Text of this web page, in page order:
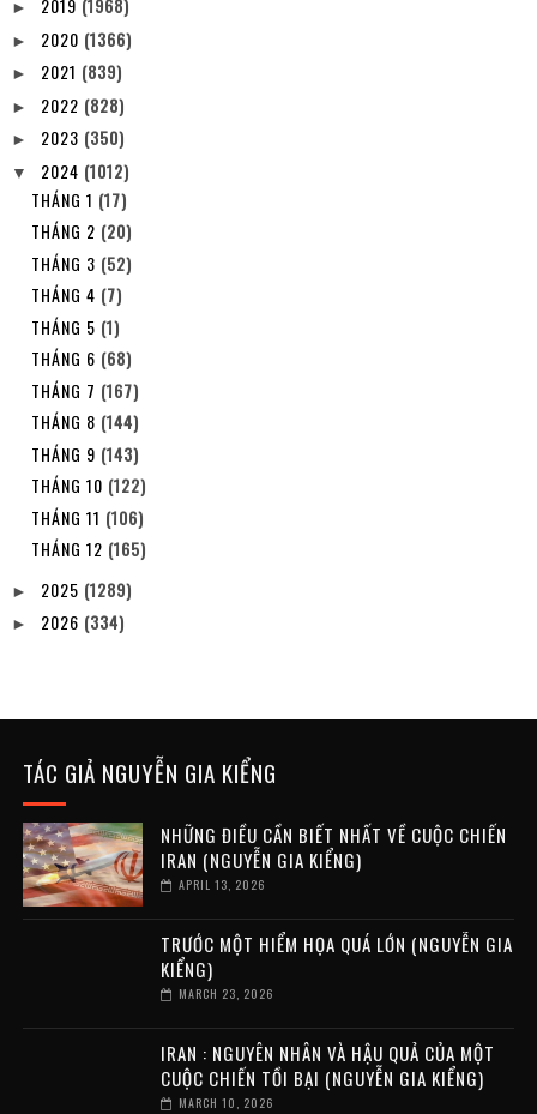
► 2019 (1968)
► 2020 (1366)
► 2021 (839)
► 2022 (828)
► 2023 (350)
▼ 2024 (1012)
THÁNG 1 (17)
THÁNG 2 (20)
THÁNG 3 (52)
THÁNG 4 (7)
THÁNG 5 (1)
THÁNG 6 (68)
THÁNG 7 (167)
THÁNG 8 (144)
THÁNG 9 (143)
THÁNG 10 (122)
THÁNG 11 (106)
THÁNG 12 (165)
► 2025 (1289)
► 2026 (334)
TÁC GIẢ NGUYỄN GIA KIỂNG
NHỮNG ĐIỀU CẦN BIẾT NHẤT VỀ CUỘC CHIẾN
IRAN (NGUYỄN GIA KIỂNG)
APRIL 13, 2026
TRƯỚC MỘT HIỂM HỌA QUÁ LỚN (NGUYỄN GIA
KIỂNG)
MARCH 23, 2026
IRAN : NGUYÊN NHÂN VÀ HẬU QUẢ CỦA MỘT
CUỘC CHIẾN TỒI BẠI (NGUYỄN GIA KIỂNG)
MARCH 10, 2026